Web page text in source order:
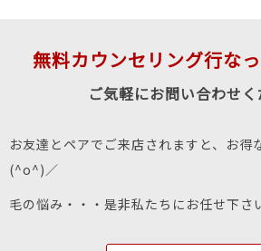
無料カウンセリング行な
ご気軽にお問い合わせ
お友達とペアでご来店されますと、お得
(^o^)／
毛の悩み・・・是非私たちにお任せ下さ